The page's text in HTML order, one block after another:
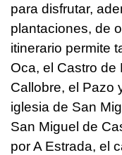
para disfrutar,
plantaciones, de
itinerario permite
Oca, el Castro de
Callobre, el Pazo
iglesia de San
San Miguel de
por A Estrada, el